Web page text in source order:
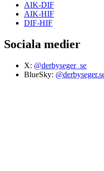
AIK-DIF
AIK-HIF
DIF-HIF
Sociala medier
X: @derbyseger_se
BlueSky: